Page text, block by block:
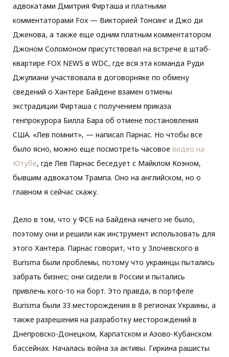
адвокатами Дмитрия Фирташа и платными
комментаторами Fox — Викторией Тонсинг и Джо ди
Дженова, а также еще одним платным комментатором
Джоном Соломоном присутствовал на встрече в штаб-
квартире FOX NEWS в WDC, где вся эта команда Руди
Джулиани участвовала в договорняке по обмену
сведений о Хантере Байдене взамен отмены
экстрадиции Фирташа с получением приказа
генпрокурора Билла Бара об отмене постановления
США. «Лев помнит», — написал Парнас. Но чтобы все
было ясно, можно еще посмотреть часовое видео на
Ютубе, где Лев Парнас беседует с Майклом Коэном,
бывшим адвокатом Трампа. Оно на английском, но о
главном я сейчас скажу.
Дело в том, что у ФСБ на Байдена ничего не было,
поэтому они и решили как инструмент использовать для
этого Хантера. Парнас говорит, что у Злочевского в
Burisma были проблемы, потому что украинцы пытались
забрать бизнес; они сидели в России и пытались
привлечь кого-то на борт. Это правда, в портфеле
Burisma были 33 месторождения в 8 регионах Украины, а
также разрешения на разработку месторождений в
Днепровско-Донецком, Карпатском и Азово-Кубанском
бассейнах. Началась война за активы. Гиркина рашисты